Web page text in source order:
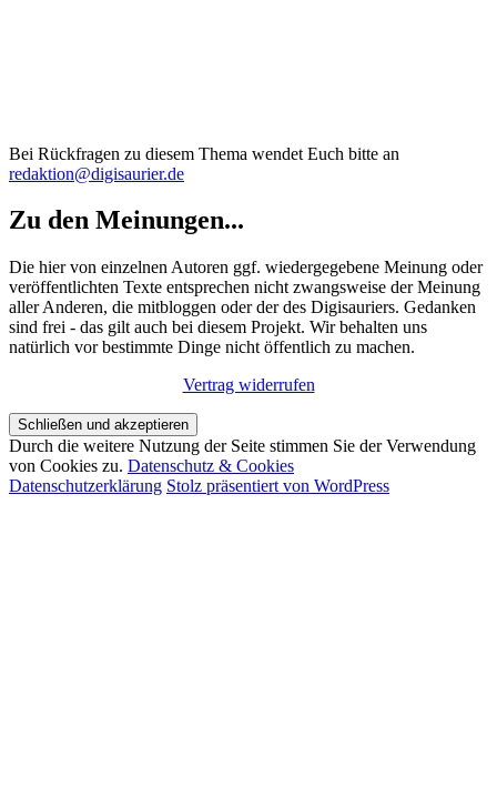
Bei Rückfragen zu diesem Thema wendet Euch bitte an
redaktion@digisaurier.de
Zu den Meinungen...
Die hier von einzelnen Autoren ggf. wiedergegebene Meinung oder
veröffentlichten Texte entsprechen nicht zwangsweise der Meinung
aller Anderen, die mitbloggen oder der des Digisauriers. Gedanken
sind frei - das gilt auch bei diesem Projekt. Wir behalten uns
natürlich vor bestimmte Dinge nicht öffentlich zu machen.
Vertrag widerrufen
Durch die weitere Nutzung der Seite stimmen Sie der Verwendung
von Cookies zu. Datenschutz & Cookies
Datenschutzerklärung Stolz präsentiert von WordPress